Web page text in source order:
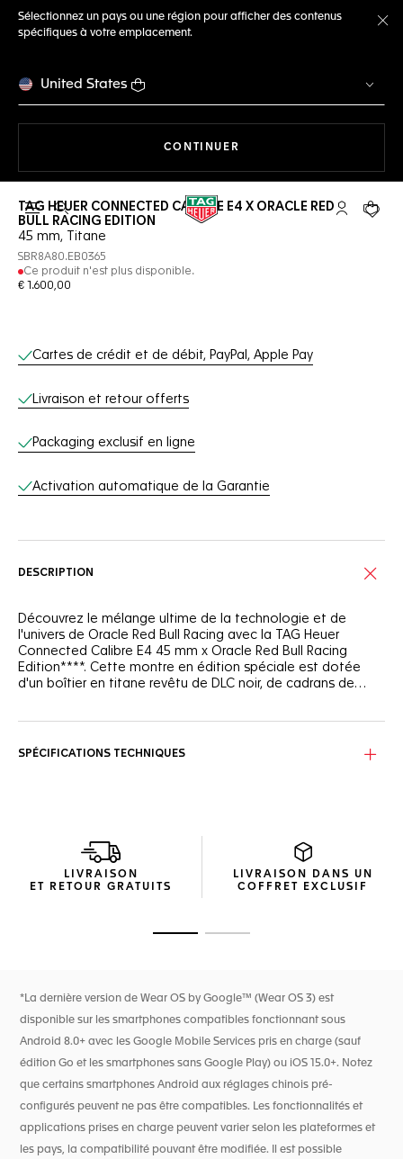
Sélectionnez un pays ou une région pour afficher des contenus
spécifiques à votre emplacement.
United States
CONTINUER
Ouvrir la barre de recherche Compte My
Votre
TAG HEUER CONNECTED CALIBRE E4 X ORACLE RED
BULL RACING EDITION
45 mm, Titane
SBR8A80.EB0365
Ce produit n'est plus disponible.
€ 1.600,00
Services en ligne
Cartes de crédit et de débit, PayPal, Apple Pay
Livraison et retour offerts
Packaging exclusif en ligne
Activation automatique de la Garantie
DESCRIPTION
Découvrez le mélange ultime de la technologie et de
l'univers de Oracle Red Bull Racing avec la TAG Heuer
Connected Calibre E4 45 mm x Oracle Red Bull Racing
Edition****. Cette montre en édition spéciale est dotée
d'un boîtier en titane revêtu de DLC noir, de cadrans de
Red Bull Racing, « Asphalte », inspiré par la texture du circuit,
Fabriqué en titane grade 2 revêtu de DLC noir, le boîtier de
45 mm est assorti d'un bracelet bi-matière en caoutchouc
dynamique tout au long de chacune des courses, y compris
les comptes à rebours, les encouragements de l'équipe et
les classements annuels d'après-course.****
SPÉCIFICATIONS TECHNIQUES
LIVRAISON
ET RETOUR GRATUITS
LIVRAISON DANS UN
COFFRET EXCLUSIF
*La dernière version de Wear OS by Google™ (Wear OS 3) est
disponible sur les smartphones compatibles fonctionnant sous
Android 8.0+ avec les Google Mobile Services pris en charge (sauf
édition Go et les smartphones sans Google Play) ou iOS 15.0+. Notez
que certains smartphones Android aux réglages chinois pré-
configurés peuvent ne pas être compatibles. Les fonctionnalités et
applications prises en charge peuvent varier selon les plateformes et
les pays, la compatibilité pouvant être modifiée. Il est possible